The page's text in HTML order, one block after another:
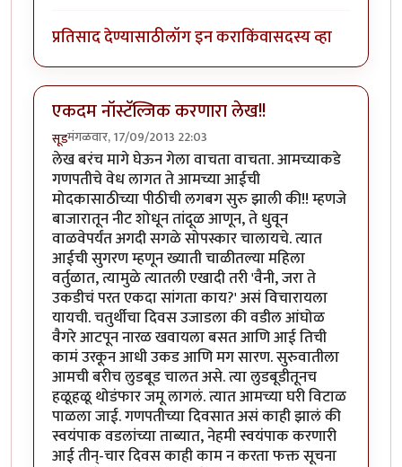
प्रतिसाद देण्यासाठीलॉग इन कराकिंवासदस्य व्हा
एकदम नॉस्टॅल्जिक करणारा लेख!!
सूडमंगळवार, 17/09/2013 22:03
लेख बरंच मागे घेऊन गेला वाचता वाचता. आमच्याकडे
गणपतीचे वेध लागत ते आमच्या आईची
मोदकासाठीच्या पीठीची लगबग सुरु झाली की!! म्हणजे
बाजारातून नीट शोधून तांदूळ आणून, ते धुवून
वाळवेपर्यंत अगदी सगळे सोपस्कार चालायचे. त्यात
आईची सुगरण म्हणून ख्याती चाळीतल्या महिला
वर्तुळात, त्यामुळे त्यातली एखादी तरी 'वैनी, जरा ते
उकडीचं परत एकदा सांगता काय?' असं विचारायला
यायची. चतुर्थीचा दिवस उजाडला की वडील आंघोळ
वैगरे आटपून नारळ खवायला बसत आणि आई तिची
कामं उरकून आधी उकड आणि मग सारण. सुरुवातीला
आमची बरीच लुडबूड चालत असे. त्या लुडबूडीतूनच
हळूहळू थोडंफार जमू लागलं. त्यात आमच्या घरी विटाळ
पाळला जाई. गणपतीच्या दिवसात असं काही झालं की
स्वयंपाक वडलांच्या ताब्यात, नेहमी स्वयंपाक करणारी
आई तीन्-चार दिवस काही काम न करता फक्त सूचना